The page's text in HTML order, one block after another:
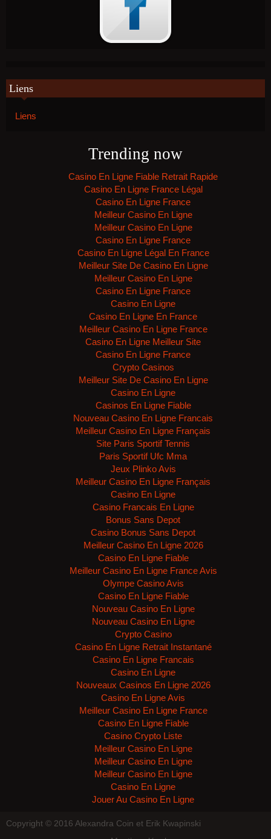
Liens
Liens
Trending now
Casino En Ligne Fiable Retrait Rapide
Casino En Ligne France Légal
Casino En Ligne France
Meilleur Casino En Ligne
Meilleur Casino En Ligne
Casino En Ligne France
Casino En Ligne Légal En France
Meilleur Site De Casino En Ligne
Meilleur Casino En Ligne
Casino En Ligne France
Casino En Ligne
Casino En Ligne En France
Meilleur Casino En Ligne France
Casino En Ligne Meilleur Site
Casino En Ligne France
Crypto Casinos
Meilleur Site De Casino En Ligne
Casino En Ligne
Casinos En Ligne Fiable
Nouveau Casino En Ligne Francais
Meilleur Casino En Ligne Français
Site Paris Sportif Tennis
Paris Sportif Ufc Mma
Jeux Plinko Avis
Meilleur Casino En Ligne Français
Casino En Ligne
Casino Francais En Ligne
Bonus Sans Depot
Casino Bonus Sans Depot
Meilleur Casino En Ligne 2026
Casino En Ligne Fiable
Meilleur Casino En Ligne France Avis
Olympe Casino Avis
Casino En Ligne Fiable
Nouveau Casino En Ligne
Nouveau Casino En Ligne
Crypto Casino
Casino En Ligne Retrait Instantané
Casino En Ligne Francais
Casino En Ligne
Nouveaux Casinos En Ligne 2026
Casino En Ligne Avis
Meilleur Casino En Ligne France
Casino En Ligne Fiable
Casino Crypto Liste
Meilleur Casino En Ligne
Meilleur Casino En Ligne
Meilleur Casino En Ligne
Casino En Ligne
Jouer Au Casino En Ligne
Copyright © 2016 Alexandra Coin et Erik Kwapinski